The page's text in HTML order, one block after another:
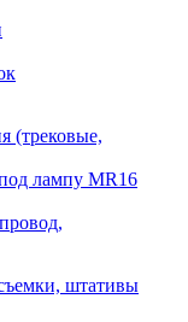
(трековые,
лампу MR16
штативы